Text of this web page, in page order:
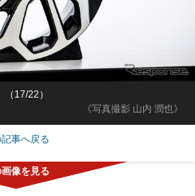
《写真撮影 山内 潤也》
17/22）
記事へ戻る